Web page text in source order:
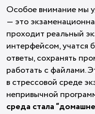
Особое внимание мы
— это
проходит реальный
интерфейсом, учатся
ответы, сохранять
работать с файлами.
в стрессовой среде
непривычной
среда стала